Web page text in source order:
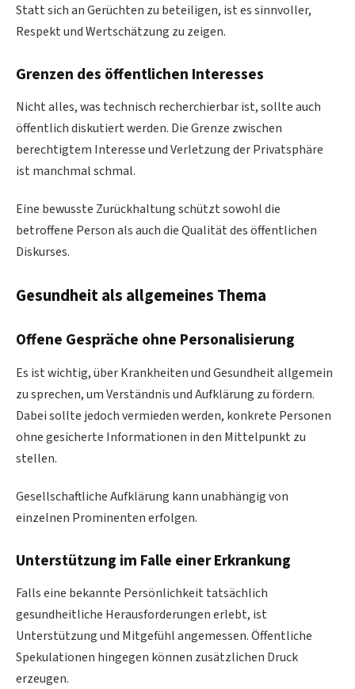
Statt sich an Gerüchten zu beteiligen, ist es sinnvoller,
Respekt und Wertschätzung zu zeigen.
Grenzen des öffentlichen Interesses
Nicht alles, was technisch recherchierbar ist, sollte auch
öffentlich diskutiert werden. Die Grenze zwischen
berechtigtem Interesse und Verletzung der Privatsphäre
ist manchmal schmal.
Eine bewusste Zurückhaltung schützt sowohl die
betroffene Person als auch die Qualität des öffentlichen
Diskurses.
Gesundheit als allgemeines Thema
Offene Gespräche ohne Personalisierung
Es ist wichtig, über Krankheiten und Gesundheit allgemein
zu sprechen, um Verständnis und Aufklärung zu fördern.
Dabei sollte jedoch vermieden werden, konkrete Personen
ohne gesicherte Informationen in den Mittelpunkt zu
stellen.
Gesellschaftliche Aufklärung kann unabhängig von
einzelnen Prominenten erfolgen.
Unterstützung im Falle einer Erkrankung
Falls eine bekannte Persönlichkeit tatsächlich
gesundheitliche Herausforderungen erlebt, ist
Unterstützung und Mitgefühl angemessen. Öffentliche
Spekulationen hingegen können zusätzlichen Druck
erzeugen.